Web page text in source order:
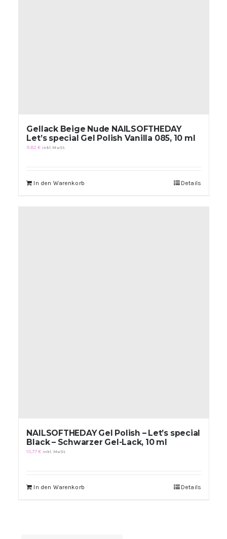
Gellack Beige Nude NAILSOFTHEDAY
Let’s special Gel Polish Vanilla 085, 10 ml
9,82€ inkl. MwSt.
In den Warenkorb Details
NAILSOFTHEDAY Gel Polish – Let’s special
Black – Schwarzer Gel-Lack, 10 ml
10,77€ inkl. MwSt.
In den Warenkorb Details